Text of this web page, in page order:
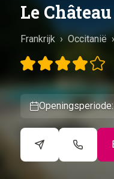
Le
Frankrijk › Occitanië ›